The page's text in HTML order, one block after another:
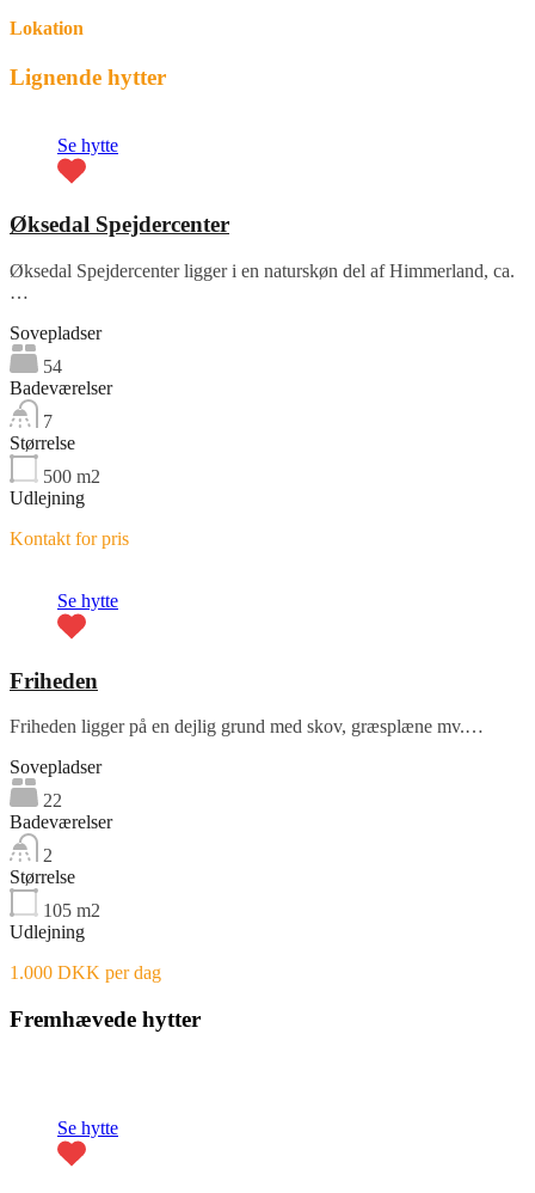
Lokation
Lignende hytter
Se hytte
Øksedal Spejdercenter
Øksedal Spejdercenter ligger i en naturskøn del af Himmerland, ca.
…
Sovepladser
54
Badeværelser
7
Størrelse
500 m2
Udlejning
Kontakt for pris
Se hytte
Friheden
Friheden ligger på en dejlig grund med skov, græsplæne mv.…
Sovepladser
22
Badeværelser
2
Størrelse
105 m2
Udlejning
1.000 DKK per dag
Fremhævede hytter
Se hytte